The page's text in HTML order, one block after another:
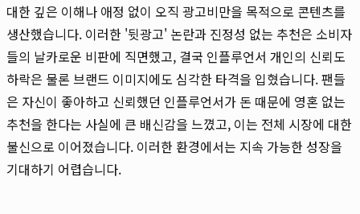
대한 깊은 이해나 애정 없이 오직 광고비만을 목적으로 콘텐츠를
생산했습니다. 이러한 '뒷광고' 논란과 진정성 없는 추천은 소비자
들의 날카로운 비판에 직면했고, 결국 인플루언서 개인의 신뢰도
하락은 물론 브랜드 이미지에도 심각한 타격을 입혔습니다. 팬들
은 자신이 좋아하고 신뢰했던 인플루언서가 돈 때문에 영혼 없는
추천을 한다는 사실에 큰 배신감을 느꼈고, 이는 전체 시장에 대한
불신으로 이어졌습니다. 이러한 환경에서는 지속 가능한 성장을
기대하기 어렵습니다.